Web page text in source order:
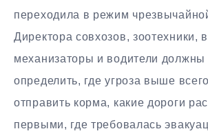
переходила в режим
Директора совхозов, зоотехники,
механизаторы и водители
определить, где угроза выше
отправить корма, какие дороги
первыми, где требовалась